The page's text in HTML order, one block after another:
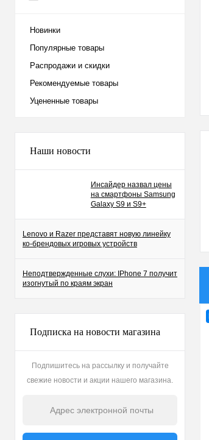
Новинки
Популярные товары
Распродажи и скидки
Рекомендуемые товары
Уцененные товары
Наши новости
Инсайдер назвал цены
на смартфоны Samsung
Galaxy S9 и S9+
Lenovo и Razer представят новую линейку
ко-брендовых игровых устройств
Неподтвержденные слухи: IPhone 7 получит
изогнутый по краям экран
Подписка на новости магазина
Подпишитесь на рассылку и получайте
свежие новости и акции нашего магазина.